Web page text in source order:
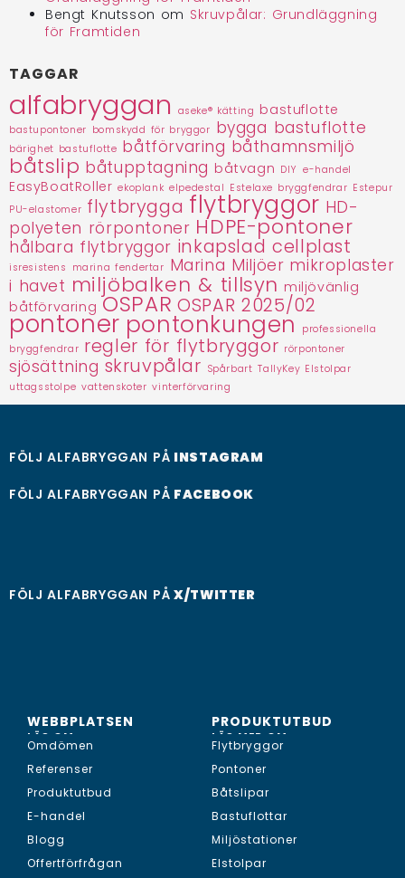
Bengt Knutsson om Skruvpålar: Grundläggning
för Framtiden
TAGGAR
alfabryggan aseke® kätting bastuflotte
bastupontoner bomskydd för bryggor bygga bastuflotte
bärighet bastuflotte båtförvaring båthamnsmiljö
båtslip båtupptagning båtvagn DIY e-handel
EasyBoatRoller ekoplank elpedestal Estelaxe bryggfendrar Estepur
PU-elastomer flytbrygga flytbryggor HD-
polyeten rörpontoner HDPE-pontoner
hålbara flytbryggor inkapslad cellplast
isresistens marina fendertar Marina Miljöer mikroplaster
i havet miljöbalken & tillsyn miljövänlig
båtförvaring OSPAR OSPAR 2025/02
pontoner pontonkungen
professionella
bryggfendrar regler för flytbryggor rörpontoner
sjösättning skruvpålar Spårbart TallyKey Elstolpar
uttagsstolpe vattenskoter vinterförvaring
FÖLJ ALFABRYGGAN PÅ INSTAGRAM
FÖLJ ALFABRYGGAN PÅ FACEBOOK
FÖLJ ALFABRYGGAN PÅ X/TWITTER
WEBBPLATSEN
LÄS OM...
Omdömen
Referenser
Produktutbud
E-handel
Blogg
Offertförfrågan
PRODUKTUTBUD
LÄS MER OM...
Flytbryggor
Pontoner
Båtslipar
Bastuflottar
Miljöstationer
Elstolpar